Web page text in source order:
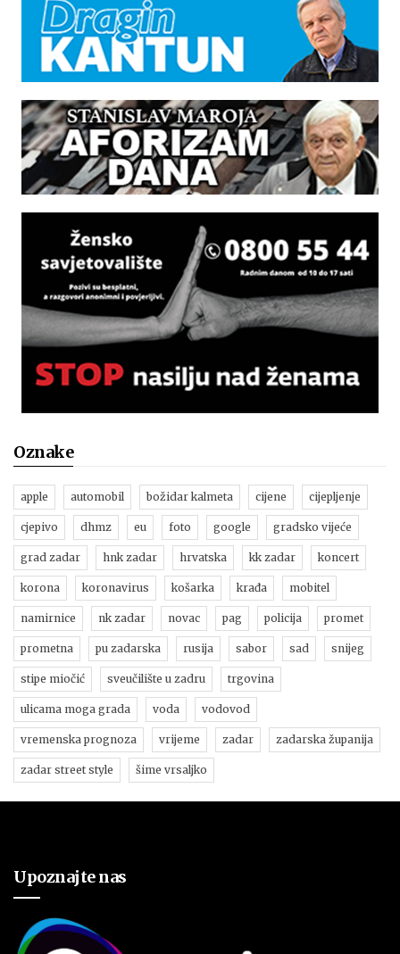
Oznake
apple automobil božidar kalmeta cijene cijepljenje
cjepivo dhmz eu foto google gradsko vijeće
grad zadar hnk zadar hrvatska kk zadar koncert
korona koronavirus košarka krađa mobitel
namirnice nk zadar novac pag policija promet
prometna pu zadarska rusija sabor sad snijeg
stipe miočić sveučilište u zadru trgovina
ulicama moga grada voda vodovod
vremenska prognoza vrijeme zadar zadarska županija
zadar street style šime vrsaljko
Upoznajte nas